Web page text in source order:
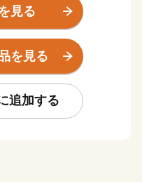
位置します。茫々たる
海岸線はこの地方の特
怪石の雄大な自然美に
枯木灘県立自然公園の
気温17℃前後と気候は
見る
を見る
追加する